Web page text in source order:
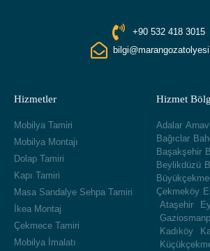
+90 532 418 3015
Hizmetler
Mobilya Tamiri
Mobilya Montajı
Dolap Tamiri
Kapı Tamiri
Masa Sandalye Sehpa Tamiri
İkea Montaj
Çekmece Tamiri
Mobilya İmalatı
Hizmet
Adalar
Bağıclar
Başakşehir
Beylikdüzü
Çekmeköy
Ataşehir
Kadıköy